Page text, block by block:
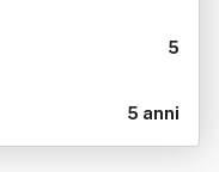
5
5 anni